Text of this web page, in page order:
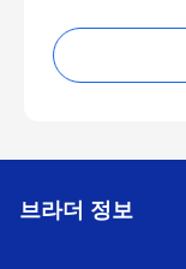
브라더 정보